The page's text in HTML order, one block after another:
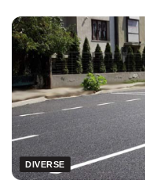
DIVERSE